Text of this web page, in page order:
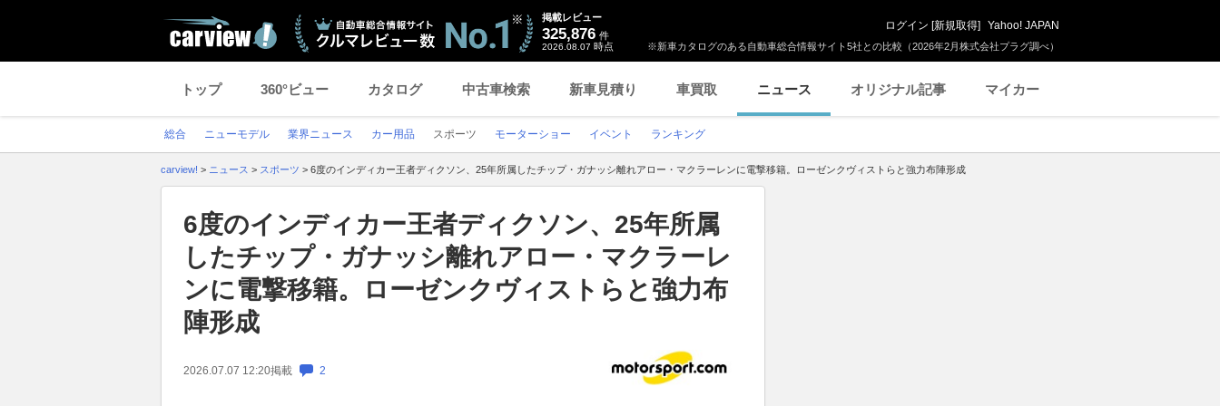
※新車カタログのある自動車総合情報サイト5社との比較（2026年2月株式会社プラグ調べ）
掲載レビュー
325,876 件
2026.08.07 時点
ログイン [新規取得] Yahoo! JAPAN
トップ 360°ビュー カタログ 中古車検索 新車見積り 車買取 ニュース オリジナル記事 マイカー
総合 ニューモデル 業界ニュース カー用品 スポーツ モーターショー イベント ランキング
carview! > ニュース > スポーツ > 6度のインディカー王者ディクソン、25年所属したチップ・ガナッシ離れアロー・マクラーレンに電撃移籍。ローゼンクヴィストらと強力布陣形成
6度のインディカー王者ディクソン、25年所属
したチップ・ガナッシ離れアロー・マクラーレ
ンに電撃移籍。ローゼンクヴィストらと強力布
陣形成
2026.07.07 12:20掲載 2